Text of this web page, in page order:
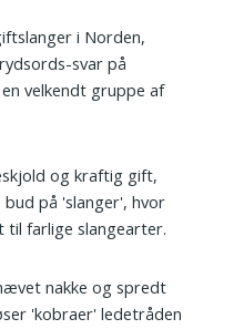
i Norden,
svar på
velkendt gruppe af
og kraftig gift,
på 'slanger', hvor
til farlige slangearter.
nakke og spredt
'kobraer' ledetråden